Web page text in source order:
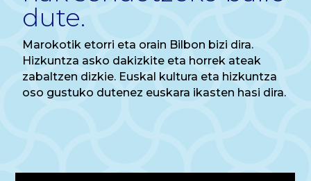
dute.
Marokotik etorri eta orain Bilbon bizi dira.
Hizkuntza asko dakizkite eta horrek ateak
zabaltzen dizkie. Euskal kultura eta hizkuntza
oso gustuko dutenez euskara ikasten hasi dira.